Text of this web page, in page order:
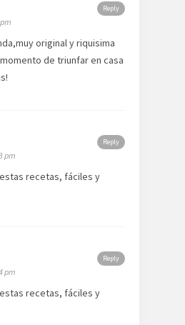
Reply
original y riquisima
de triunfar en casa
Reply
pm
recetas, fáciles y
Reply
pm
recetas, fáciles y